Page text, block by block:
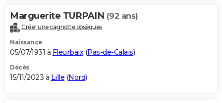
Marguerite TURPAIN (92 ans)
Créer une cagnotte obsèques
Naissance
05/07/1931 à Fleurbaix (Pas-de-Calais)
Décès
15/11/2023 à Lille (Nord)